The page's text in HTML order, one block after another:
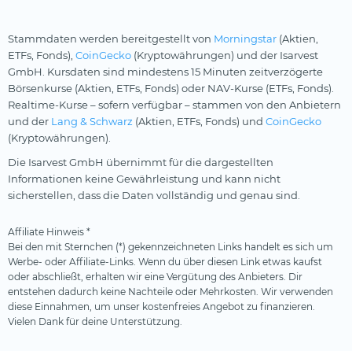
Stammdaten werden bereitgestellt von Morningstar (Aktien,
ETFs, Fonds), CoinGecko (Kryptowährungen) und der Isarvest
GmbH. Kursdaten sind mindestens 15 Minuten zeitverzögerte
Börsenkurse (Aktien, ETFs, Fonds) oder NAV-Kurse (ETFs, Fonds).
Realtime-Kurse – sofern verfügbar – stammen von den Anbietern
und der Lang & Schwarz (Aktien, ETFs, Fonds) und CoinGecko
(Kryptowährungen).
Die Isarvest GmbH übernimmt für die dargestellten
Informationen keine Gewährleistung und kann nicht
sicherstellen, dass die Daten vollständig und genau sind.
Affiliate Hinweis *
Bei den mit Sternchen (*) gekennzeichneten Links handelt es sich um
Werbe- oder Affiliate-Links. Wenn du über diesen Link etwas kaufst
oder abschließt, erhalten wir eine Vergütung des Anbieters. Dir
entstehen dadurch keine Nachteile oder Mehrkosten. Wir verwenden
diese Einnahmen, um unser kostenfreies Angebot zu finanzieren.
Vielen Dank für deine Unterstützung.